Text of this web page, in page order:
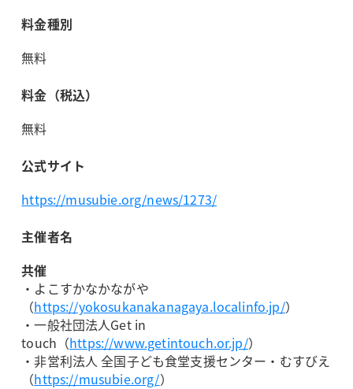
料金種別
無料
料金（税込）
無料
公式サイト
https://musubie.org/news/1273/
主催者名
共催
・よこすかなかながや
（https://yokosukanakanagaya.localinfo.jp/）
・一般社団法人Get in
touch（https://www.getintouch.or.jp/）
・非営利法人 全国子ども食堂支援センター・むすびえ
（https://musubie.org/）